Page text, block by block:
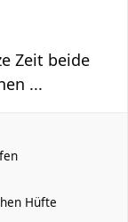
Zeit beide
...
Hüfte